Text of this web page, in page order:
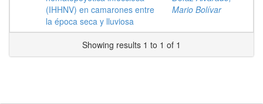
(IHHNV) en camarones entre
la época seca y lluviosa
Mario Bolívar
Showing results 1 to 1 of 1